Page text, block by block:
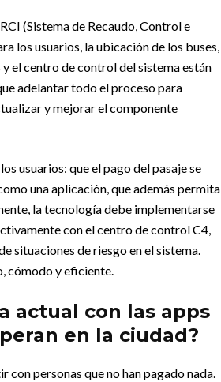
(Sistema de Recaudo, Control e
los usuarios, la ubicación de los buses,
el centro de control del sistema están
adelantar todo el proceso para
y mejorar el componente
usuarios: que el pago del pasaje se
una aplicación, que además permita
la tecnología debe implementarse
con el centro de control C4,
situaciones de riesgo en el sistema.
cómodo y eficiente.
actual con las apps
en la ciudad?
con personas que no han pagado nada.